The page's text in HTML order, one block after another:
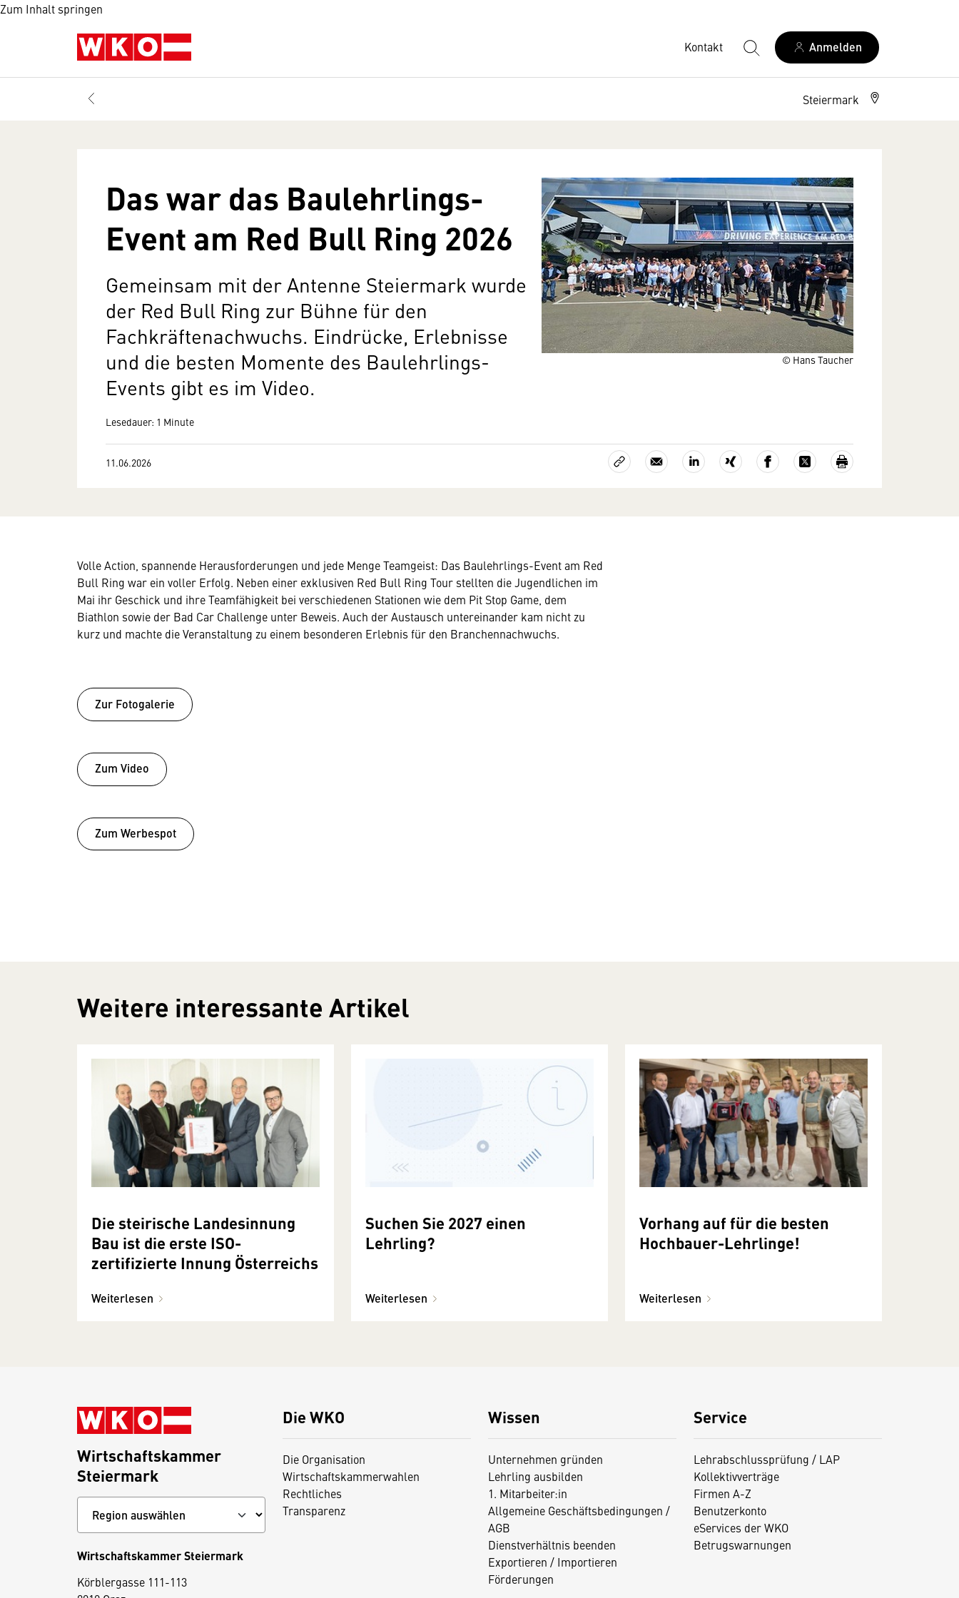
Zum Inhalt springen
Kontakt Anmelden
Steiermark
© Hans Taucher
Das war das Baulehrlings-
Event am Red Bull Ring 2026
Gemeinsam mit der Antenne Steiermark wurde
der Red Bull Ring zur Bühne für den
Fachkräftenachwuchs. Eindrücke, Erlebnisse
und die besten Momente des Baulehrlings-
Events gibt es im Video.
Lesedauer: 1 Minute
11.06.2026
Volle Action, spannende Herausforderungen und jede Menge Teamgeist: Das Baulehrlings-Event am Red
Bull Ring war ein voller Erfolg. Neben einer exklusiven Red Bull Ring Tour stellten die Jugendlichen im
Mai ihr Geschick und ihre Teamfähigkeit bei verschiedenen Stationen wie dem Pit Stop Game, dem
Biathlon sowie der Bad Car Challenge unter Beweis. Auch der Austausch untereinander kam nicht zu
kurz und machte die Veranstaltung zu einem besonderen Erlebnis für den Branchennachwuchs.
Zur Fotogalerie
Zum Video
Zum Werbespot
Weitere interessante Artikel
Die steirische Landesinnung
Bau ist die erste ISO-
zertifizierte Innung Österreichs
Weiterlesen
Suchen Sie 2027 einen
Lehrling?
Weiterlesen
Vorhang auf für die besten
Hochbauer-Lehrlinge!
Weiterlesen
Die WKO
Die Organisation
Wirtschaftskammerwahlen
Rechtliches
Transparenz
Wissen
Unternehmen gründen
Lehrling ausbilden
1. Mitarbeiter:in
Allgemeine Geschäftsbedingungen /
AGB
Dienstverhältnis beenden
Exportieren / Importieren
Förderungen
Service
Lehrabschlussprüfung / LAP
Kollektivverträge
Firmen A-Z
Benutzerkonto
eServices der WKO
Betrugswarnungen
Wirtschaftskammer
Steiermark
Wirtschaftskammer Steiermark
Körblergasse 111-113